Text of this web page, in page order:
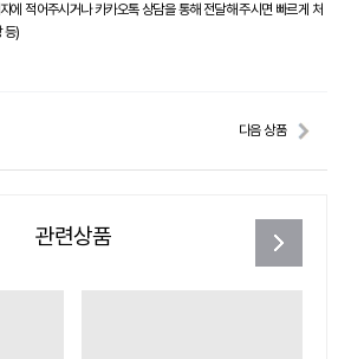
에 적어주시거나 카카오톡 상담을 통해 전달해 주시면 빠르게 처
등)
다음 상품
관련상품